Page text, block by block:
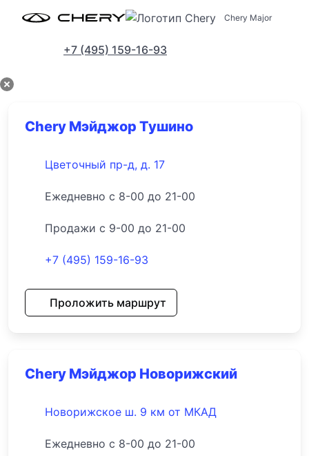
Chery Major
+7 (495) 159-16-93
Адреса салонов
Chery Мэйджор Тушино
Цветочный пр-д, д. 17
Ежедневно с 8-00 до 21-00
Продажи с 9-00 до 21-00
+7 (495) 159-16-93
Проложить маршрут
Chery Мэйджор Новорижский
Новорижское ш. 9 км от МКАД
Ежедневно с 8-00 до 21-00